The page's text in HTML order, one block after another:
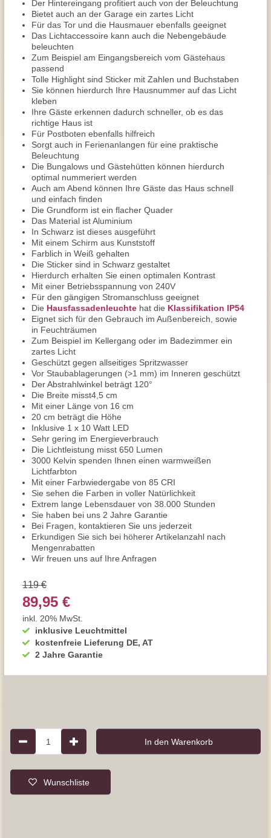
Der Hintereingang profitiert auch von der Beleuchtung
Bietet auch an der Garage ein zartes Licht
Für das Tor und die Hausmauer ebenfalls geeignet
Das Lichtaccessoire kann auch die Nebengebäude
beleuchten
Zum Beispiel am Eingangsbereich vom Gästehaus
passend
Tolle Highlight sind Sticker mit Zahlen und Buchstaben
Sie können hierdurch Ihre Hausnummer auf das Licht
kleben
Ihre Gäste erkennen dadurch schneller, ob es das
richtige Haus ist
Für Postboten ebenfalls hilfreich
Sorgt auch in Ferienanlangen für eine praktische
Beleuchtung
Die Bungalows und Gästehütten können hierdurch
optimal nummeriert werden
Auch am Abend können Ihre Gäste das Haus schnell
und einfach finden
Die Grundform ist ein flacher Quader
Das Material ist Aluminium
In Schwarz ist dieses ausgeführt
Mit einem Schirm aus Kunststoff
Farblich in Weiß gehalten
Die Sticker sind in Schwarz gestaltet
Hierdurch erhalten Sie einen optimalen Kontrast
Mit einer Betriebsspannung von 240V
Für den gängigen Stromanschluss geeignet
Die Hausfassadenleuchte hat die Klassifikation IP54
Eignet sich für den Gebrauch im Außenbereich, sowie
in Feuchträumen
Zum Beispiel im Kellergang oder im Badezimmer ein
zartes Licht
Geschützt gegen allseitiges Spritzwasser
Vor Staubablagerungen (>1 mm) im Inneren geschützt
Der Abstrahlwinkel beträgt 120°
Die Breite misst4,5 cm
Mit einer Länge von 16 cm
20 cm beträgt die Höhe
Inklusive 1 x 10 Watt LED
Sehr gering im Energieverbrauch
Die Lichtleistung misst 650 Lumen
3000 Kelvin spenden Ihnen einen warmweißen
Lichtfarbton
Mit einer Farbwiedergabe von 85 CRI
Sie sehen die Farben in voller Natürlichkeit
Extrem lange Lebensdauer von 38.000 Stunden
Sie haben bei uns 2 Jahre Garantie
Bei Fragen, kontaktieren Sie uns jederzeit
Erkundigen Sie sich bei höherer Artikelanzahl nach
Mengenrabatten
Wir freuen uns auf Ihre Anfragen
inklusive Leuchtmittel
kostenfreie Lieferung DE, AT
2 Jahre Garantie
119 €
89,95 €
inkl. 20% MwSt.
1 In den Warenkorb
Wunschliste